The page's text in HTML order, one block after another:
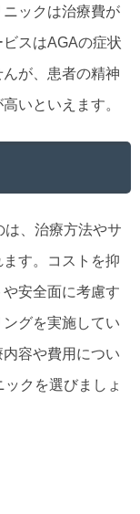
ックは治療費が
スはAGAの症状
が、患者の精神
いといえます。
、治療方法やサ
す。コストを抑
安全面に考慮す
グを実施してい
容や費用につい
クを選びましょ